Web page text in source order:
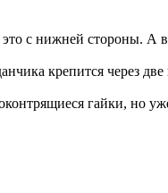
с нижней стороны. А
крепится через
гайки, но